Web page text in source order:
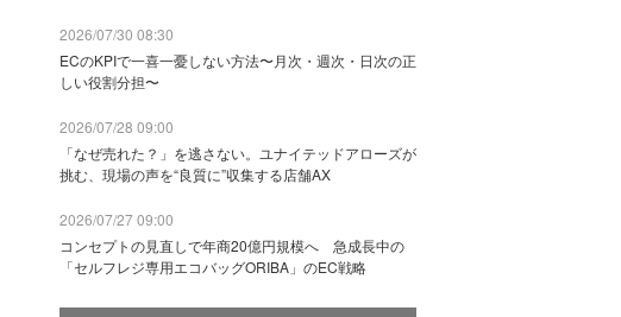
2026/07/30 08:30
ECのKPIで一喜一憂しない方法〜月次・週次・日次の正
しい役割分担〜
2026/07/28 09:00
「なぜ売れた？」を逃さない。ユナイテッドアローズが
挑む、現場の声を“良質に”収集する店舗AX
2026/07/27 09:00
コンセプトの見直しで年商20億円規模へ 急成長中の
「セルフレジ専用エコバッグORIBA」のEC戦略